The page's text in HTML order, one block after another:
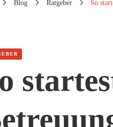
Blog Ratgeber So